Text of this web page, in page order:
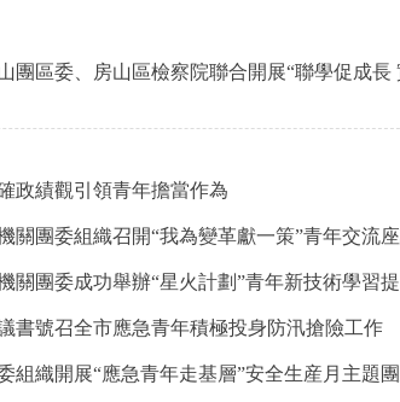
團區委、房山區檢察院聯合開展“聯學促成長
政績觀引領青年擔當作為
關團委組織召開“我為變革獻一策”青年交流
關團委成功舉辦“星火計劃”青年新技術學習提
書號召全市應急青年積極投身防汛搶險工作
組織開展“應急青年走基層”安全生産月主題